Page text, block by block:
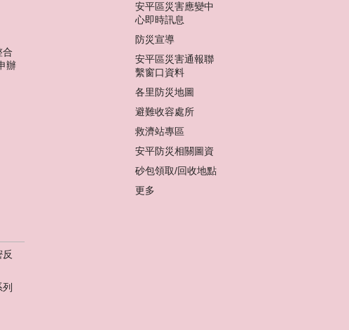
合
辦
安平區災害應變中
心即時訊息
防災宣導
安平區災害通報聯
繫窗口資料
各里防災地圖
避難收容處所
救濟站專區
安平防災相關圖資
砂包領取/回收地點
更多